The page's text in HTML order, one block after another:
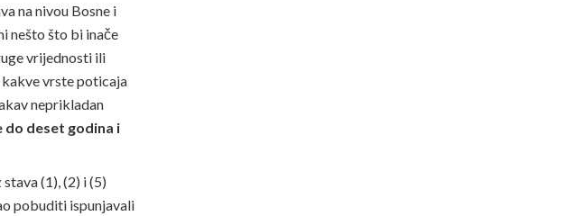
na nivou Bosne i
nešto što bi inače
vrijednosti ili
vrste poticaja
neprikladan
do deset godina i
(1), (2) i (5)
pobuditi ispunjavali